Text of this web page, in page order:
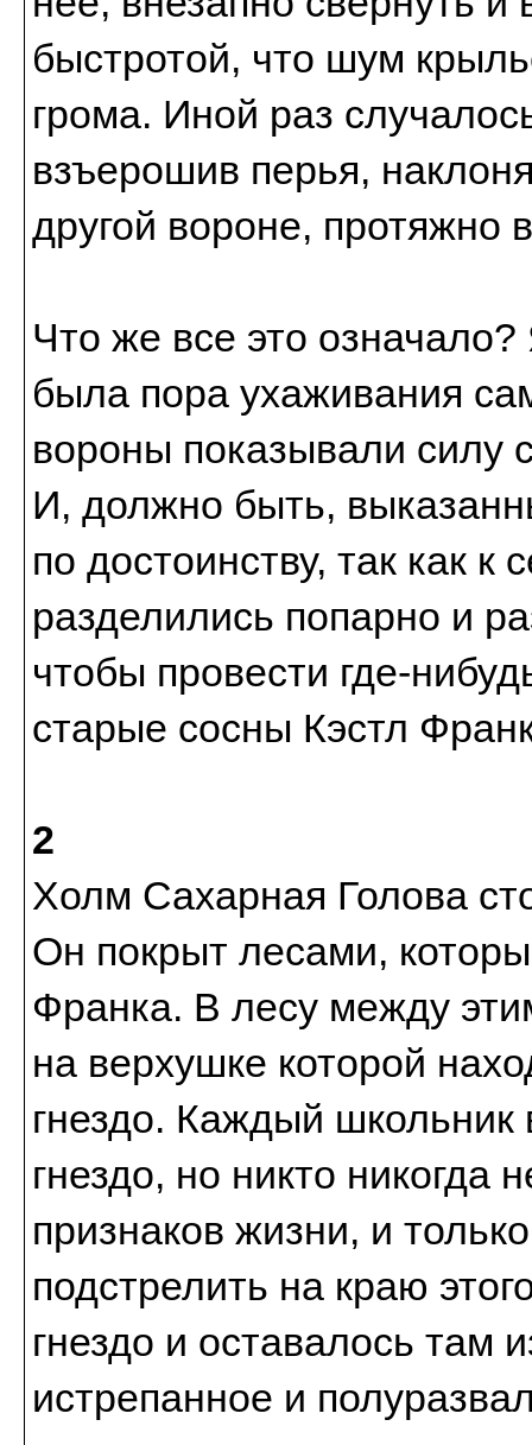
быстротой, что шум
грома. Иной раз
взъерошив перья,
другой вороне, протяжно
Что же все это
была пора ухаживания
вороны показывали силу
И, должно быть,
по достоинству, так как
разделились попарно и
чтобы провести где-
старые сосны Кэстл
2
Холм Сахарная Голова
Он покрыт лесами,
Франка. В лесу между
на верхушке которой
гнездо. Каждый школьник
гнездо, но никто никогда
признаков жизни, и
подстрелить на краю
гнездо и оставалось там
истрепанное и